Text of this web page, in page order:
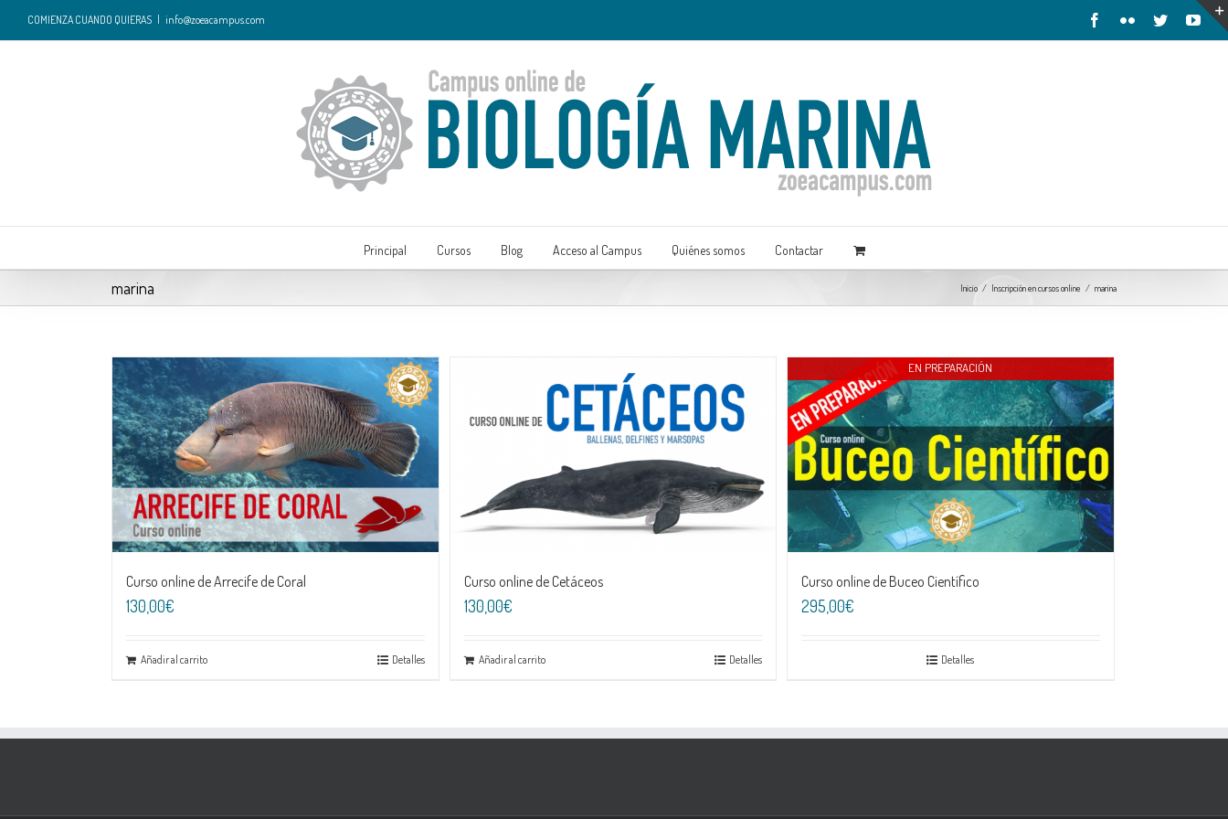
COMIENZA CUANDO QUIERAS info@zoeacampus.com
Principal Cursos Blog Acceso al Campus Quiénes somos Contactar
marina Inicio / Inscripción en cursos online / marina
Curso online de Arrecife de Coral
130,00€
Añadir al carrito Detalles
Curso online de Cetáceos
130,00€
Añadir al carrito Detalles
EN PREPARACIÓN
Curso online de Buceo Científico
295,00€
Detalles
Este sitio web utiliza cookies propias y de terceros para ofrecer un mejor servicio. Si continúa navegando consideramos que acepta su uso.